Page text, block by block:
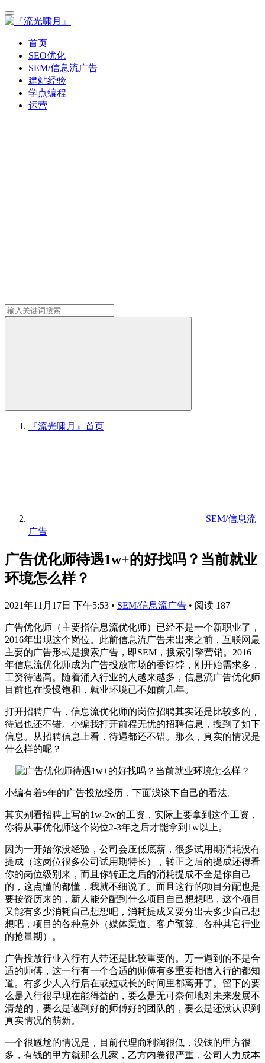
首页
SEO优化
SEM/信息流广告
建站经验
学点编程
运营
『流光啸月』 首页
SEM/信息流
广告
广告优化师待遇1w+的好找吗？当前就业
环境怎么样？
2021年11月17日 下午5:53 • SEM/信息流广告 • 阅读 187
广告优化师（主要指信息流优化师）已经不是一个新职业了，
2016年出现这个岗位。此前信息流广告未出来之前，互联网最
主要的广告形式是搜索广告，即SEM，搜索引擎营销。2016
年信息流优化师成为广告投放市场的香饽饽，刚开始需求多，
工资待遇高。随着涌入行业的人越来越多，信息流广告优化师
目前也在慢慢饱和，就业环境已不如前几年。
打开招聘广告，信息流优化师的岗位招聘其实还是比较多的，
待遇也还不错。 小编我打开前程无忧的招聘信息，搜到了如下
信息。
从招聘信息上看，待遇都还不错。 那么，真实的情况是
什么样的呢？
小编有着5年的广告投放经历，下面浅谈下自己的看法。
其实别看招聘上写的1w-2w的工资，实际上要拿到这个工资，
你得从事优化师这个岗位2-3年之后才能拿到1w以上。
因为一开始你没经验，公司会压低底薪，很多试用期消耗没有
提成（这岗位很多公司试用期特长），转正之后的提成还得看
你的岗位级别来，而且你转正之后的消耗提成不全是你自己
的，这点懂的都懂，我就不细说了。而且这行的项目分配也是
要按资历来的，新人能分配到什么项目自己想想吧，这个项目
又能有多少消耗自己想想吧，消耗提成又要分出去多少自己想
想吧，项目的各种意外（媒体渠道、客户预算、各种其它行业
的抢量期）。
广告投放行业入行有人带还是比较重要的。万一遇到的不是合
适的师傅，这一行有一个合适的师傅有多重要相信入行的都知
道。有多少人入行后在或短或长的时间里都离开了。留下的要
么是入行很早现在能得益的，要么是无可奈何地对未来发展不
清楚的，要么是遇到好的师傅好的团队的，要么是还没认识到
真实情况的萌新。
一个很尴尬的情况是，目前代理商利润很低，没钱的甲方很
多，有钱的甲方就那么几家，乙方内卷很严重，公司人力成本